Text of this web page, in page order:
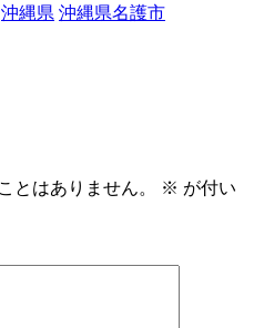
沖縄県 沖縄県名護市
とはありません。 ※ が付い